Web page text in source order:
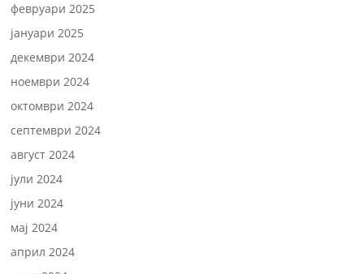
февруари 2025
јануари 2025
декември 2024
ноември 2024
октомври 2024
септември 2024
август 2024
јули 2024
јуни 2024
мај 2024
април 2024